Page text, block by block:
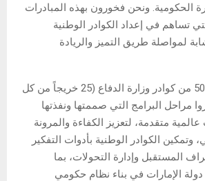
الحكومية. ونحن فخورون بهذه المبادرات
تساهم في إعداد الكوادر الوطنية
لمواصلة طريق التميز والريادة
وشهد الحفل تخريج 50 من كوادر وزارة الدفاع (25 خريجاً من كل
مراحل البرامج التي صممتها ونفذتها
متقدمة، لتعزيز الكفاءة والمرونة
الكوادر الوطنية بأدوات التفكير
المستقبل وإدارة التحولات، بما
الإمارات في بناء نظام حكومي